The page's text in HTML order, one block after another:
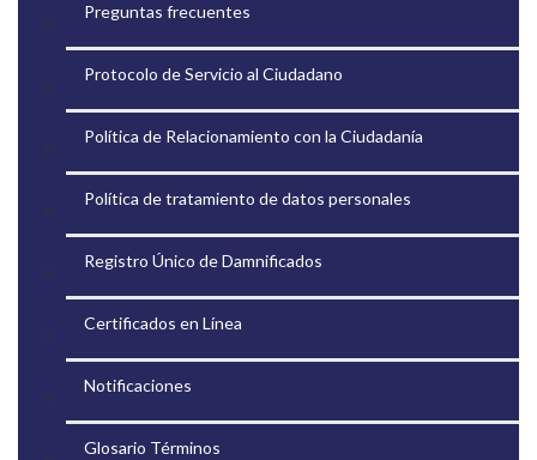
Preguntas frecuentes
Protocolo de Servicio al Ciudadano
Política de Relacionamiento con la Ciudadanía
Política de tratamiento de datos personales
Registro Único de Damnificados
Certificados en Línea
Notificaciones
Glosario Términos